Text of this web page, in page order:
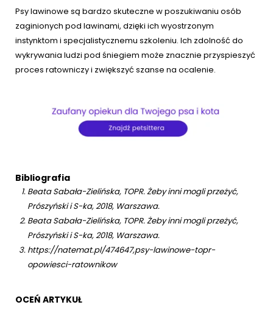
Psy lawinowe są bardzo skuteczne w poszukiwaniu osób
zaginionych pod lawinami, dzięki ich wyostrzonym
instynktom i specjalistycznemu szkoleniu. Ich zdolność do
wykrywania ludzi pod śniegiem może znacznie przyspieszyć
proces ratowniczy i zwiększyć szanse na ocalenie.
Bibliografia
Beata Sabała-Zielińska, TOPR. Żeby inni mogli przeżyć,
Prószyński i S-ka, 2018, Warszawa.
Beata Sabała-Zielińska, TOPR. Żeby inni mogli przeżyć,
Prószyński i S-ka, 2018, Warszawa.
https://natemat.pl/474647,psy-lawinowe-topr-
opowiesci-ratownikow
OCEŃ ARTYKUŁ